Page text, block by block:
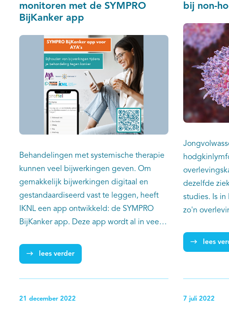
collega’s
uit de
(NKR).
monitoren met de SYMPRO
BijKanker app
Behandelingen met systemische therapie
kunnen veel bijwerkingen geven. Om
gemakkelijk bijwerkingen digitaal en
gestandaardiseerd vast te leggen, heeft
IKNL een app ontwikkeld: de SYMPRO
BijKanker app. Deze app wordt al in veel
Nu is de app ook beschikbaar voor
jongvolwassenen met kanker (AYA’s) die
koppeling met het behandelend
lees verder
bij non-
dezelfde
studies. Is in
zo'n
Máxima
collega’s
lees
21 december 2022 7 juli 2022